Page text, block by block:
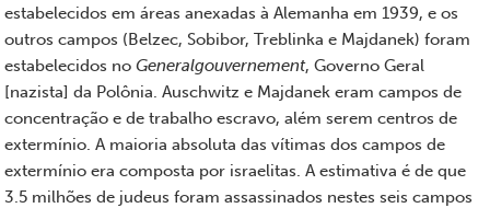
estabelecidos em áreas anexadas à Alemanha em 1939, e os
outros campos (Belzec, Sobibor, Treblinka e Majdanek) foram
estabelecidos no Generalgouvernement, Governo Geral
[nazista] da Polônia. Auschwitz e Majdanek eram campos de
concentração e de trabalho escravo, além serem centros de
extermínio. A maioria absoluta das vítimas dos campos de
extermínio era composta por israelitas. A estimativa é de que
3.5 milhões de judeus foram assassinados nestes seis campos